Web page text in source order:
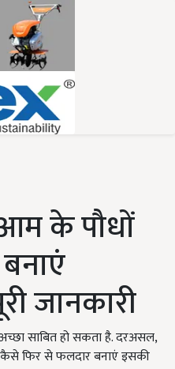
के पौधों
जानकारी
साबित हो सकता है. दरअसल,
फिर से फलदार बनाएं इसकी